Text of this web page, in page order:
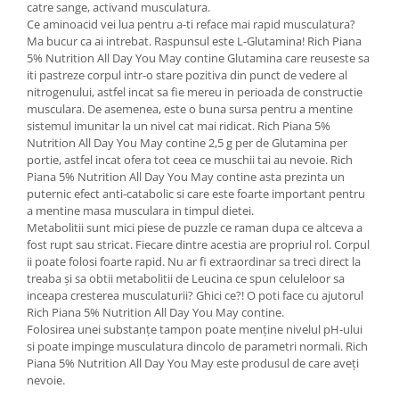
catre sange, activand musculatura.
Ce aminoacid vei lua pentru a-ti reface mai rapid musculatura?
Ma bucur ca ai intrebat. Raspunsul este L-Glutamina! Rich Piana
5% Nutrition All Day You May contine Glutamina care reuseste sa
iti pastreze corpul intr-o stare pozitiva din punct de vedere al
nitrogenului, astfel incat sa fie mereu in perioada de constructie
musculara. De asemenea, este o buna sursa pentru a mentine
sistemul imunitar la un nivel cat mai ridicat. Rich Piana 5%
Nutrition All Day You May contine 2,5 g per de Glutamina per
portie, astfel incat ofera tot ceea ce muschii tai au nevoie. Rich
Piana 5% Nutrition All Day You May contine asta prezinta un
puternic efect anti-catabolic si care este foarte important pentru
a mentine masa musculara in timpul dietei.
Metabolitii sunt mici piese de puzzle ce raman dupa ce altceva a
fost rupt sau stricat. Fiecare dintre acestia are propriul rol. Corpul
ii poate folosi foarte rapid. Nu ar fi extraordinar sa treci direct la
treaba și sa obtii metabolitii de Leucina ce spun celuleloor sa
inceapa cresterea musculaturii? Ghici ce?! O poti face cu ajutorul
Rich Piana 5% Nutrition All Day You May contine.
Folosirea unei substanțe tampon poate menține nivelul pH-ului
si poate impinge musculatura dincolo de parametri normali. Rich
Piana 5% Nutrition All Day You May este produsul de care aveți
nevoie.